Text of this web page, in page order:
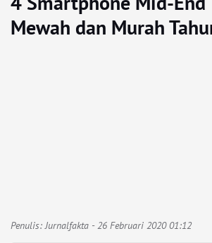
Mewah dan Murah
Penulis:Jurnalfakta - 26 Februari 2020 01:12